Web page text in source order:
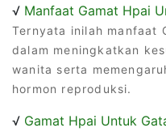
√ Manfaat Gamat Hpai
Ternyata inilah manfaat
dalam meningkatkan
wanita serta
hormon reproduksi.
√ Gamat Hpai Untuk